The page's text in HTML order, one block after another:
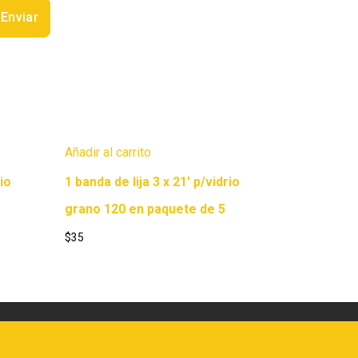
Añadir al carrito
1 banda de lija 3 x 21′ p/vidrio
grano 120 en paquete de 5
$35